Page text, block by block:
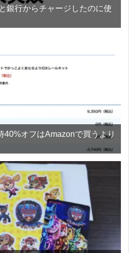
銀行からチャージしたのに使
40%オフはAmazonで買うより